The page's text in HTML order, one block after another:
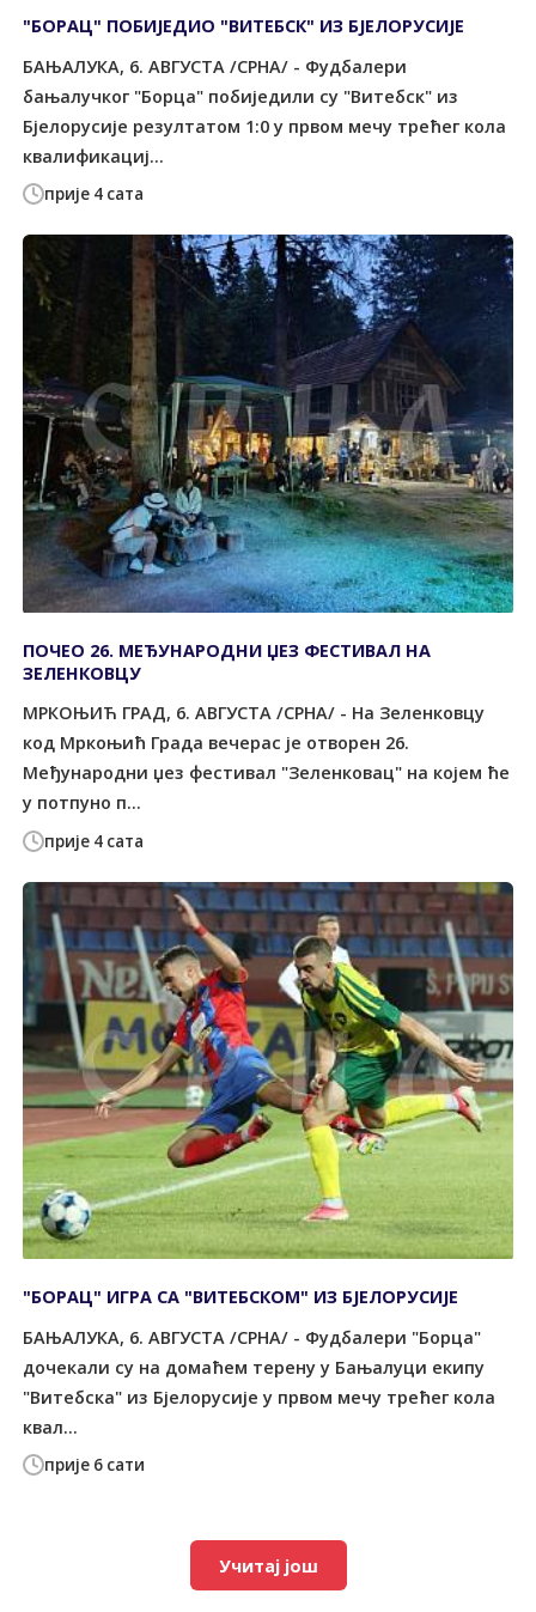
прије 4 сата
"БОРАЦ" ПОБИЈЕДИО "ВИТЕБСК" ИЗ БЈЕЛОРУСИЈЕ
БАЊАЛУКА, 6. АВГУСТА /СРНА/ - Фудбалери
бањалучког "Борца" побиједили су "Витебск" из
Бјелорусије резултатом 1:0 у првом мечу трећег кола
квалификациј...
прије 4 сата
ПОЧЕО 26. МЕЂУНАРОДНИ ЏЕЗ ФЕСТИВАЛ НА
ЗЕЛЕНКОВЦУ
МРКОЊИЋ ГРАД, 6. АВГУСТА /СРНА/ - На Зеленковцу
код Мркоњић Града вечерас је отворен 26.
Међународни џез фестивал "Зеленковац" на којем ће
у потпуно п...
прије 6 сати
"БОРАЦ" ИГРА СА "ВИТЕБСКОМ" ИЗ БЈЕЛОРУСИЈЕ
БАЊАЛУКА, 6. АВГУСТА /СРНА/ - Фудбалери "Борца"
дочекали су на домаћем терену у Бањалуци екипу
"Витебска" из Бјелорусије у првом мечу трећег кола
квал...
Учитај још